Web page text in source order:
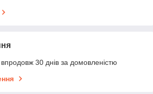
30 днів за домовленістю